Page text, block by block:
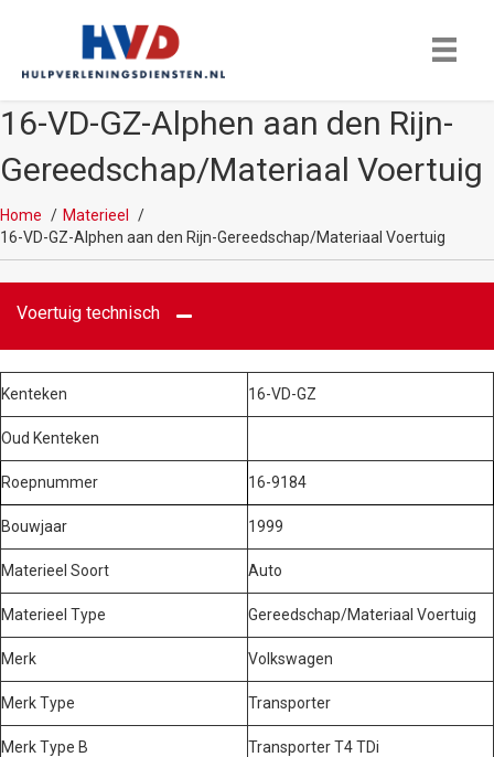
16-VD-GZ-Alphen aan den Rijn-
Gereedschap/Materiaal Voertuig
Home
Materieel
16-VD-GZ-Alphen aan den Rijn-Gereedschap/Materiaal Voertuig
Voertuig technisch
Kenteken 16-VD-GZ
Oud Kenteken
Roepnummer 16-9184
Bouwjaar 1999
Materieel Soort Auto
Materieel Type Gereedschap/Materiaal Voertuig
Merk Volkswagen
Merk Type Transporter
Merk Type B Transporter T4 TDi